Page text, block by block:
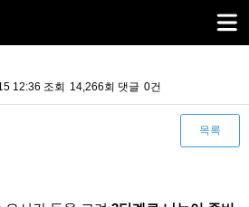
12:36 조회 14,266회 댓글 0건
목록